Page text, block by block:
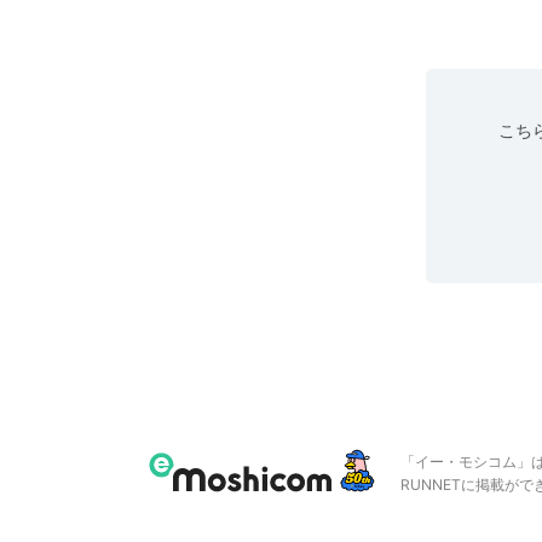
こち
「イー・モシコム
RUNNETに掲載がで